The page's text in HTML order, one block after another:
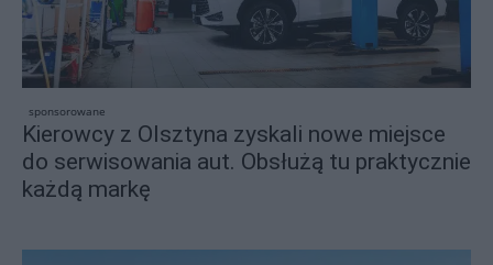
sponsorowane
Kierowcy z Olsztyna zyskali nowe miejsce
do serwisowania aut. Obsłużą tu praktycznie
każdą markę